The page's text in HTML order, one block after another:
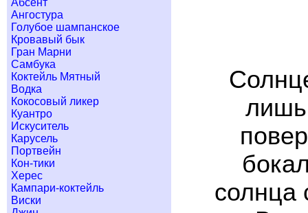
Абсент
Ангостура
Голубое шампанское
Кровавый бык
Гран Марни
Самбука
Коктейль Мятный
Водка
Кокосовый ликер
Куантро
Искуситель
Карусель
Портвейн
Кон-тики
Херес
Кампари-коктейль
Виски
лишь
солнца